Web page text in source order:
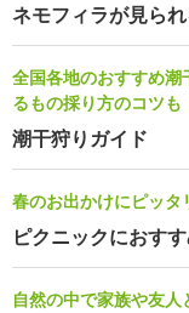
ネモフィラが見ら
全国各地のおすすめ
るもの採り方のコツも
潮干狩りガイド
春のお出かけにピッタ
ピクニックにおす
自然の中で家族や友人